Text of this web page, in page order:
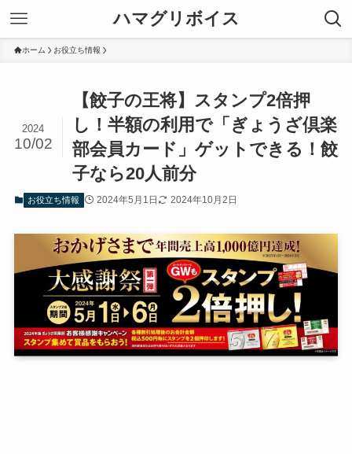
ハマグリボイス
ホーム お役立ち情報
【餃子の王将】スタンプ2倍押
し！半額の利用で「ぎょうざ倶楽
部会員カード」ゲットできる！餃
子なら20人前分
2024
10/02
お役立ち情報 2024年5月1日 2024年10月2日